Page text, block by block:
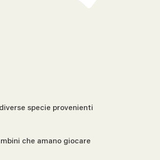
specie provenienti
che amano giocare